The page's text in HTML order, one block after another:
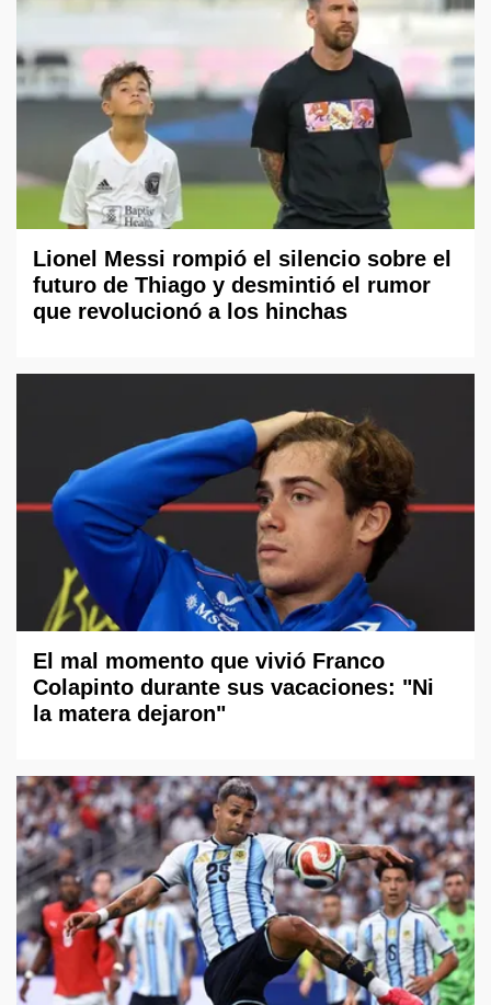
Lionel Messi rompió el silencio sobre el
futuro de Thiago y desmintió el rumor
que revolucionó a los hinchas
El mal momento que vivió Franco
Colapinto durante sus vacaciones: "Ni
la matera dejaron"